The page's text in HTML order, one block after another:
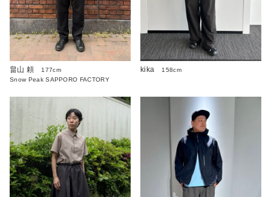
畠山 頼
177cm
Snow Peak SAPPORO FACTORY
kika 158cm